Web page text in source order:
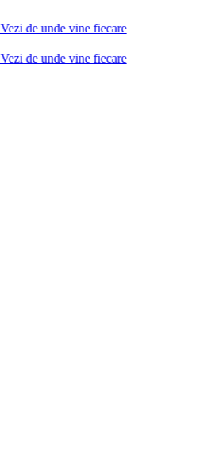
de unde vine fiecare
de unde vine fiecare